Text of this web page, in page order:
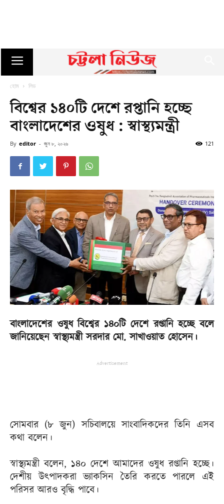
হোম লিড
বিশ্বের ১৪০টি দেশে রপ্তানি হচ্ছে
বাংলাদেশের ওষুধ : স্বাস্থ্যমন্ত্রী
By editor - জুন ৮, ২০২৬ 121
বাংলাদেশের ওষুধ বিশ্বের ১৪০টি দেশে রপ্তানি হচ্ছে বলে
জানিয়েছেন স্বাস্থ্যমন্ত্রী সরদার মো. সাখাওয়াত হোসেন।
Advertisement
সোমবার (৮ জুন) সচিবালয়ে সাংবাদিকদের তিনি এসব
কথা বলেন।
স্বাস্থ্যমন্ত্রী বলেন, ১৪০ দেশে আমাদের ওষুধ রপ্তানি হচ্ছে।
দেশীয় উৎপাদকরা ভ্যাকসিন তৈরি করতে পারলে এই
পরিসর আরও বৃদ্ধি পাবে।